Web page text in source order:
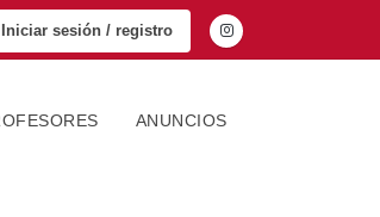
Iniciar sesión / registro
ANUNCIOS